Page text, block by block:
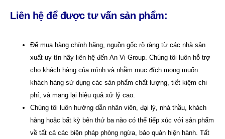
Liên hệ để được tư vấn sản phẩm:
Để mua hàng chính hãng, nguồn gốc rõ ràng từ các nhà sản
xuất uy tín hãy liên hệ đến An Vi Group. Chúng tôi luôn hỗ trợ
cho khách hàng của mình và nhằm mục đích mong muốn
khách hàng sử dụng các sản phẩm chất lượng, tiết kiệm chi
phí, và mang lại hiệu quả xử lý cao.
Chúng tôi luôn hướng dẫn nhân viên, đại lý, nhà thầu, khách
hàng hoặc bất kỳ bên thứ ba nào có thể tiếp xúc với sản phẩm
về tất cả các biện pháp phòng ngừa, bảo quản hiện hành. Tất